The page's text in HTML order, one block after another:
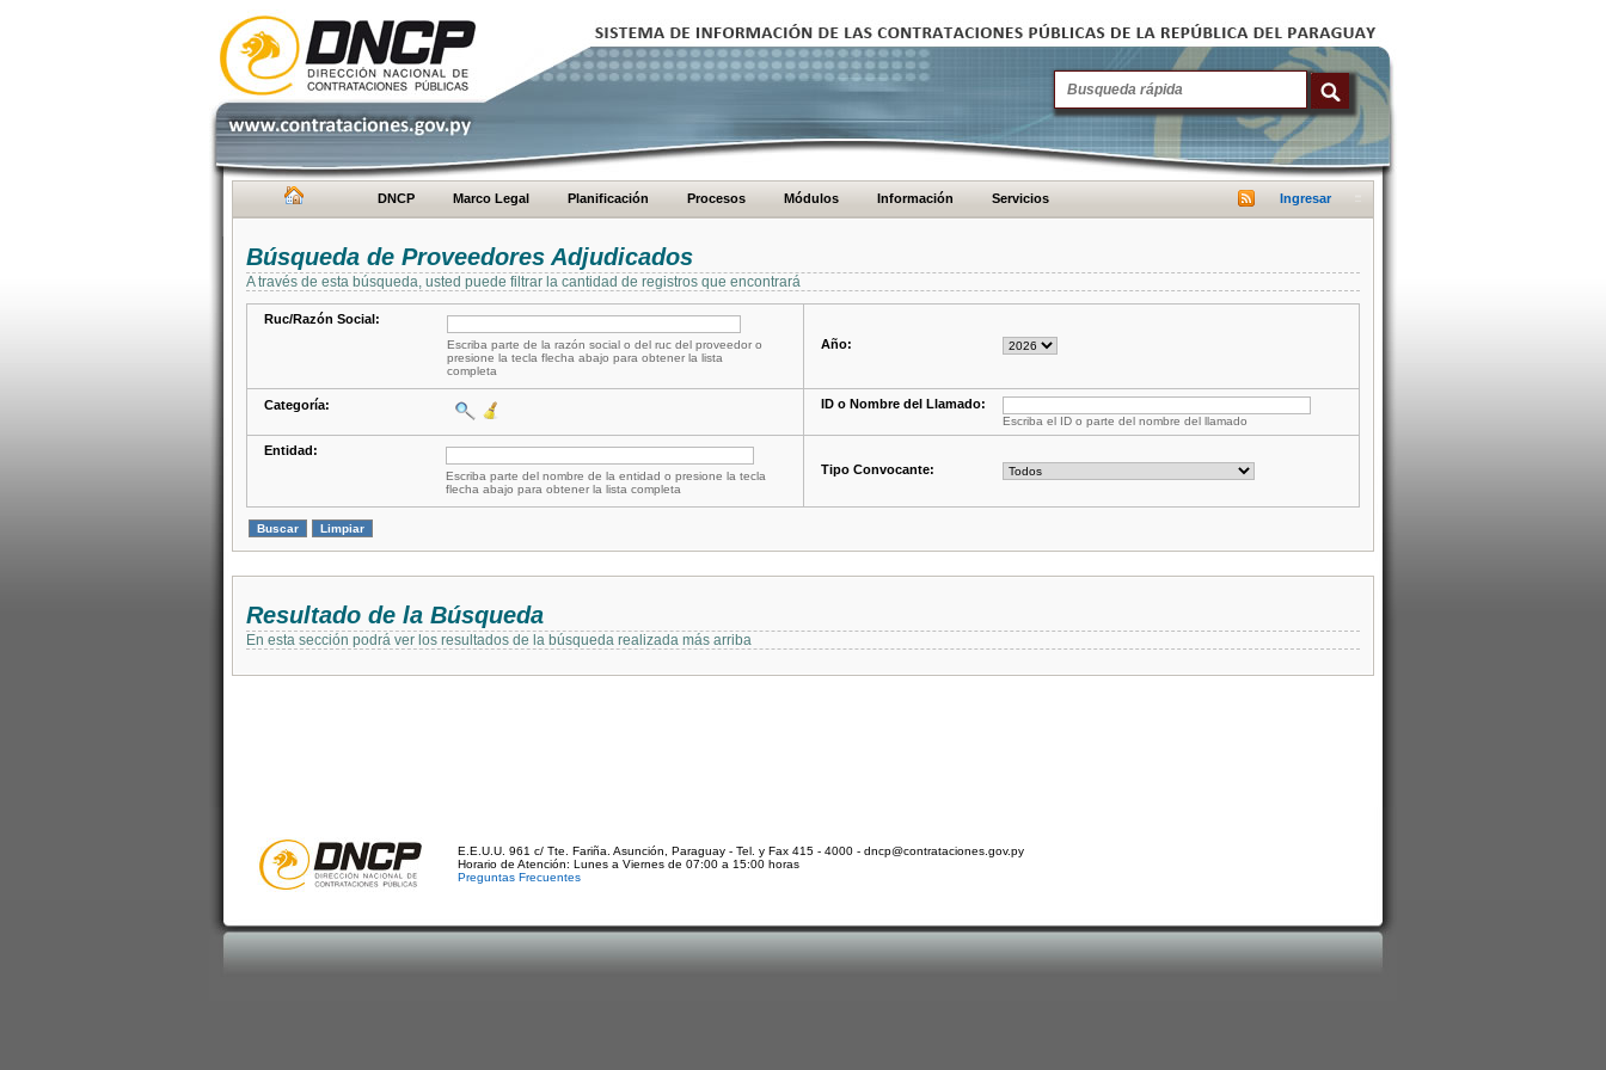
DNCP Marco Legal Planificación Procesos Módulos Información Servicios Ingresar
Búsqueda de Proveedores Adjudicados
A través de esta búsqueda, usted puede filtrar la cantidad de registros que encontrará
Ruc/Razón Social:
Escriba parte de la razón social o del ruc del proveedor o
presione la tecla flecha abajo para obtener la lista
completa
Año:
Categoría: ID o Nombre del Llamado:
Escriba el ID o parte del nombre del llamado
Entidad:
Escriba parte del nombre de la entidad o presione la tecla
flecha abajo para obtener la lista completa
Tipo Convocante:
Resultado de la Búsqueda
En esta sección podrá ver los resultados de la búsqueda realizada más arriba
E.E.U.U. 961 c/ Tte. Fariña. Asunción, Paraguay - Tel. y Fax 415 - 4000 - dncp@contrataciones.gov.py
Horario de Atención: Lunes a Viernes de 07:00 a 15:00 horas
Preguntas Frecuentes